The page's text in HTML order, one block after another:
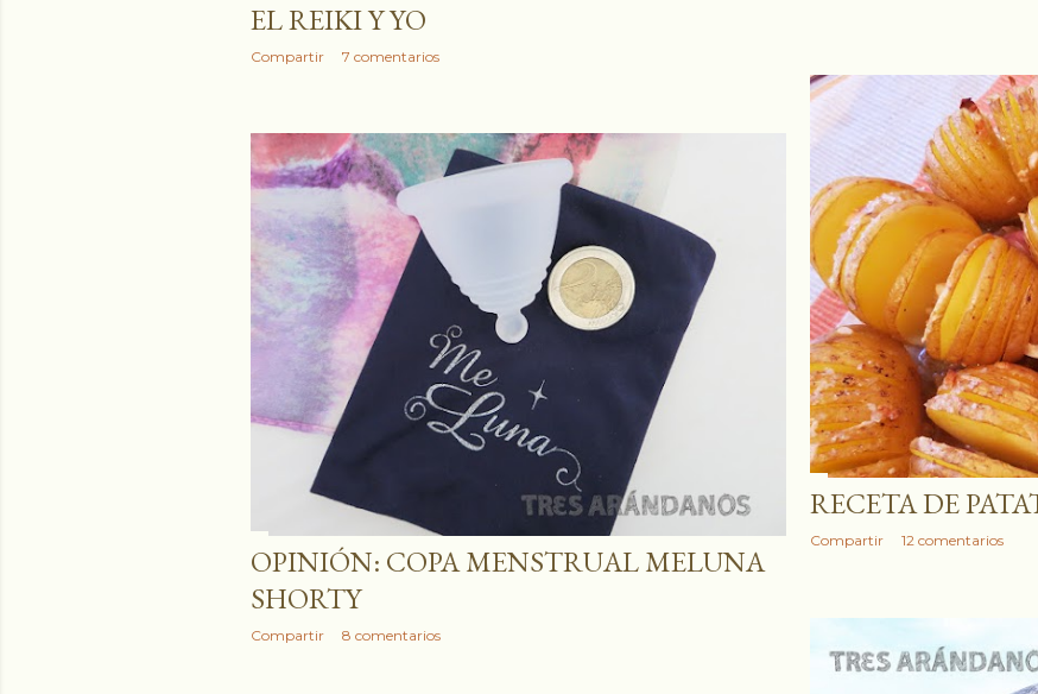
EL REIKI Y YO
Compartir 7 comentarios
RECETA DE
Compartir 12 comentarios
OPINIÓN: COPA MENSTRUAL MELUNA
SHORTY
Compartir 8 comentarios